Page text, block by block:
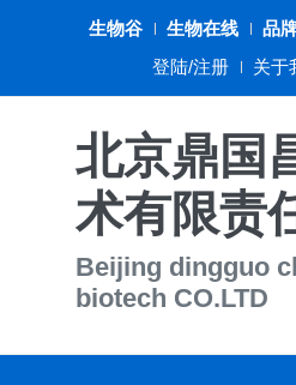
生物谷 生物在线 品
登陆/注册
关于
北京鼎国
术有限责
Beijing dingguo
biotech CO.LTD